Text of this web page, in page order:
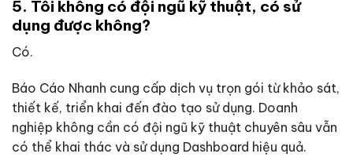
5. Tôi không có đội ngũ kỹ thuật, có sử
dụng được không?
Có.
Báo Cáo Nhanh cung cấp dịch vụ trọn gói từ khảo sát,
thiết kế, triển khai đến đào tạo sử dụng. Doanh
nghiệp không cần có đội ngũ kỹ thuật chuyên sâu vẫn
có thể khai thác và sử dụng Dashboard hiệu quả.